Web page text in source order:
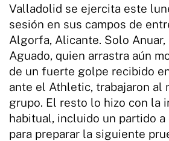
Valladolid se ejercita este
sesión en sus campos de
Algorfa, Alicante. Solo Anuar,
Aguado, quien arrastra aún
de un fuerte golpe recibido
ante el Athletic, trabajaron al
grupo. El resto lo hizo con la
habitual, incluido un partido a
para preparar la siguiente